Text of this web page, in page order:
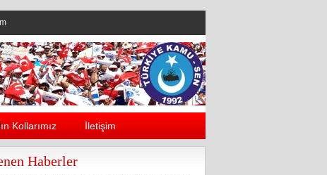
Kollarımız İletişim
Haberler